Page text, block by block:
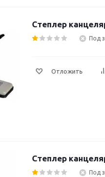
Степлер
Под
Отложить
Степлер
Под